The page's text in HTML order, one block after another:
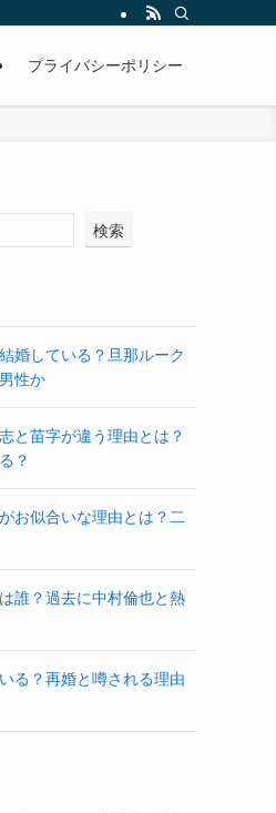
プライバシーポリシー
検索
婚している？旦那ルーク
性か
と苗字が違う理由とは？
？
お似合いな理由とは？二
誰？過去に中村倫也と熱
る？再婚と噂される理由